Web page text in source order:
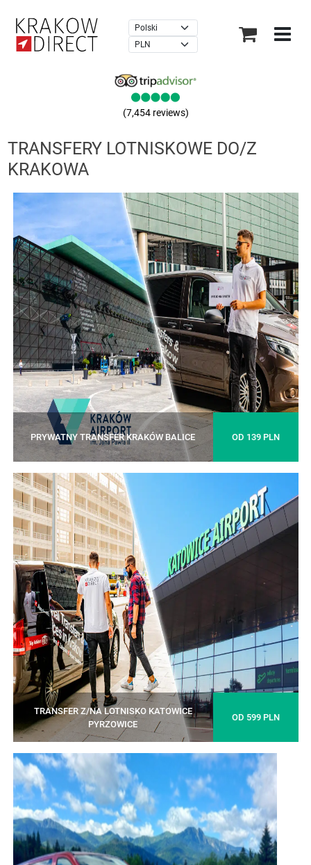
(7,454 reviews)
TRANSFERY LOTNISKOWE DO/Z
KRAKOWA
PRYWATNY TRANSFER KRAKÓW BALICE OD 139 PLN
TRANSFER Z/NA LOTNISKO KATOWICE
PYRZOWICE
OD 599 PLN